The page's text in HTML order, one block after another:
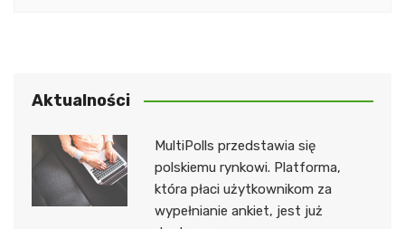
Aktualności
MultiPolls przedstawia się
polskiemu rynkowi. Platforma,
która płaci użytkownikom za
wypełnianie ankiet, jest już